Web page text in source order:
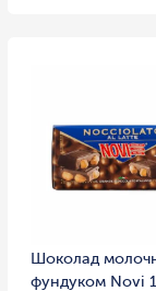
Шоколад
фундуком Novi